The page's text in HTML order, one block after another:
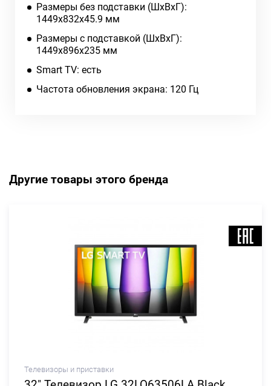
Размеры без подставки (ШxВxГ):
1449x832x45.9 мм
Размеры с подставкой (ШxВxГ):
1449x896x235 мм
Smart TV: есть
Частота обновления экрана: 120 Гц
Другие товары этого бренда
Телевизоры и приставки